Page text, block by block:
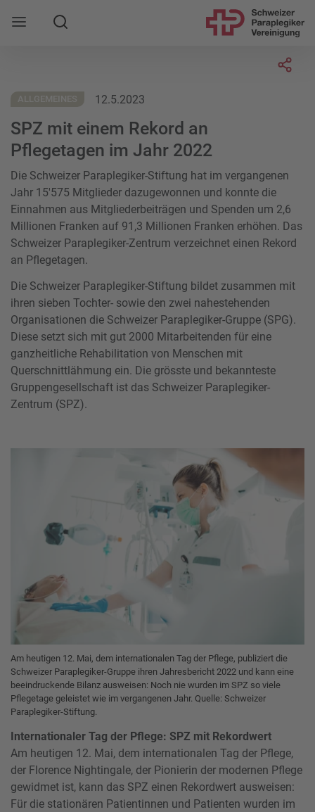
Mobile Navigation öffnen
Suche
ALLGEMEINES 12.5.2023
SPZ mit einem Rekord an
Pflegetagen im Jahr 2022
Die Schweizer Paraplegiker-Stiftung hat im vergangenen
Jahr 15'575 Mitglieder dazugewonnen und konnte die
Einnahmen aus Mitgliederbeiträgen und Spenden um 2,6
Millionen Franken auf 91,3 Millionen Franken erhöhen. Das
Schweizer Paraplegiker-Zentrum verzeichnet einen Rekord
an Pflegetagen.
Die Schweizer Paraplegiker-Stiftung bildet zusammen mit
ihren sieben Tochter- sowie den zwei nahestehenden
Organisationen die Schweizer Paraplegiker-Gruppe (SPG).
Diese setzt sich mit gut 2000 Mitarbeitenden für eine
ganzheitliche Rehabilitation von Menschen mit
Querschnittlähmung ein. Die grösste und bekannteste
Gruppengesellschaft ist das Schweizer Paraplegiker-
Zentrum (SPZ).
Am heutigen 12. Mai, dem internationalen Tag der Pflege, publiziert die
Schweizer Paraplegiker-Gruppe ihren Jahresbericht 2022 und kann eine
beeindruckende Bilanz ausweisen: Noch nie wurden im SPZ so viele
Pflegetage geleistet wie im vergangenen Jahr. Quelle: Schweizer
Paraplegiker-Stiftung.
Internationaler Tag der Pflege: SPZ mit Rekordwert
Am heutigen 12. Mai, dem internationalen Tag der Pflege,
der Florence Nightingale, der Pionierin der modernen Pflege
gewidmet ist, kann das SPZ einen Rekordwert ausweisen:
Für die stationären Patientinnen und Patienten wurden im